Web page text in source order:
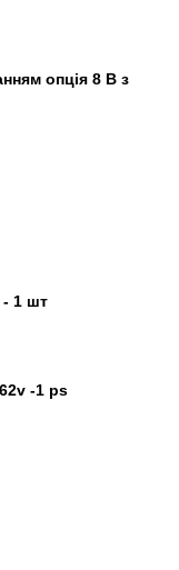
опція 8 В з
- 1 шт
-1 ps